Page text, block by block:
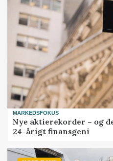
MARKEDSFOKUS
Nye aktierekorder – og
24-årigt finansgeni